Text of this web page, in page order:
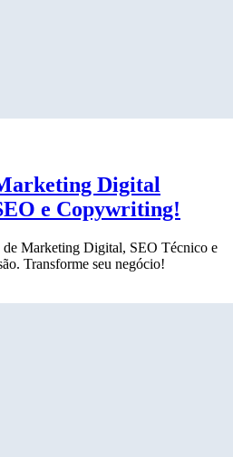
Digital
e Copywriting!
Marketing Digital, SEO Técnico e
Transforme seu negócio!